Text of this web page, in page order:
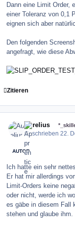
Dann eine Limit Order,
einer Toleranz von 0,1
eignen sich aber
Den folgenden
angefragt, wie diese
Zitieren
Aurelius
Geschrieben22.
AUTOR
Ich hatte ein sehr
Er hat mir allerdings
Limit-Orders keine
oder nicht, werde ich
es gäbe in diesem Fall
stehen und glaube ihm.